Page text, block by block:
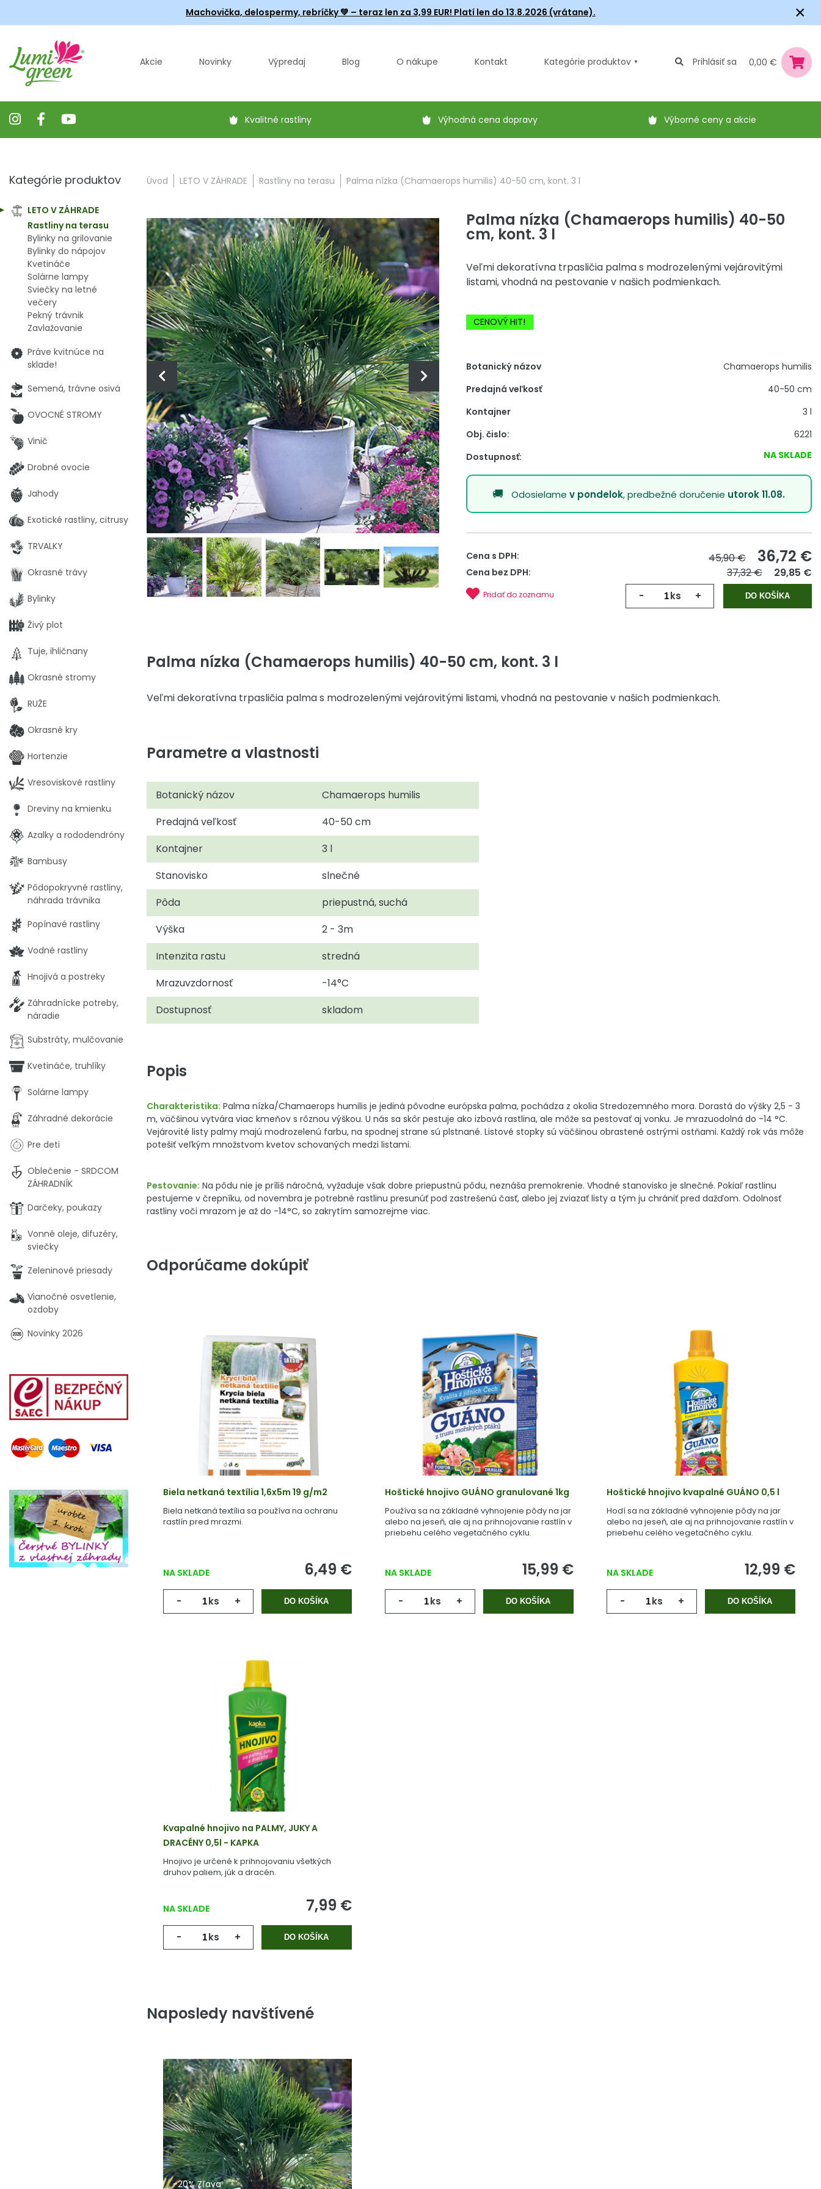
Machovička, delospermy, rebríčky💚 – teraz len za 3,99 EUR! Platí len do 13.8.2026 (vrátane). ×
Akcie Novinky Výpredaj Blog O nákupe Kontakt Kategórie produktov Prihlásiť sa 0,00 €
Kvalitné rastliny Výhodná cena dopravy Výborné ceny a akcie
Úvod LETO V ZÁHRADE Rastliny na terasu Palma nízka (Chamaerops humilis) 40-50 cm, kont. 3 l
Palma nízka (Chamaerops humilis) 40-50
cm, kont. 3 l
Veľmi dekoratívna trpasličia palma s modrozelenými vejárovitými
listami, vhodná na pestovanie v našich podmienkach.
CENOVÝ HIT!
Botanický názov
Chamaerops humilis
Predajná veľkosť
40-50 cm
Kontajner
3 l
Obj. čislo:
6221
Dostupnosť:
NA SKLADE
Odosielamev pondelok, predbežné doručenie utorok 11.08.
Cena s DPH: 45,90 € 36,72 €
Cena bez DPH: 37,32 € 29,85 €
- ks + DO KOŠÍKA
Pridať do zoznamu
Palma nízka (Chamaerops humilis) 40-50 cm, kont. 3 l
Veľmi dekoratívna trpasličia palma s modrozelenými vejárovitými listami, vhodná na pestovanie v našich podmienkach.
Parametre a vlastnosti
Botanický názov
Chamaerops humilis
Predajná veľkosť
40-50 cm
Kontajner
3 l
Stanovisko
slnečné
Pôda
priepustná, suchá
Výška
2 - 3m
Intenzita rastu
stredná
Mrazuvzdornosť
-14°C
Dostupnosť
skladom
Popis
Charakteristika: Palma nízka/Chamaerops humilis je jediná pôvodne európska palma, pochádza z okolia Stredozemného mora. Dorastá do výšky 2,5 - 3
m, väčšinou vytvára viac kmeňov s rôznou výškou. U nás sa skôr pestuje ako izbová rastlina, ale môže sa pestovať aj vonku. Je mrazuodolná do -14 °C.
Vejárovité listy palmy majú modrozelenú farbu, na spodnej strane sú plstnané. Listové stopky sú väčšinou obrastené ostrými ostňami. Každý rok vás môže
potešiť veľkým množstvom kvetov schovaných medzi listami.
Pestovanie: Na pôdu nie je príliš náročná, vyžaduje však dobre priepustnú pôdu, neznáša premokrenie. Vhodné stanovisko je slnečné. Pokiaľ rastlinu
pestujeme v črepníku, od novembra je potrebné rastlinu presunúť pod zastrešenú časť, alebo jej zviazať listy a tým ju chrániť pred dažďom. Odolnosť
rastliny voči mrazom je až do -14°C, so zakrytím samozrejme viac.
Odporúčame dokúpiť
Biela netkaná textília 1,6x5m 19 g/m2
Biela netkaná textília sa používa na ochranu
rastlín pred mrazmi.
NA SKLADE 6,49 €
- ks + DO KOŠÍKA
Hoštické hnojivo GUÁNO granulované 1kg
Používa sa na základné vyhnojenie pôdy na jar
alebo na jeseň, ale aj na prihnojovanie rastlín v
priebehu celého vegetačného cyklu.
NA SKLADE 15,99 €
- ks + DO KOŠÍKA
Hoštické hnojivo kvapalné GUÁNO 0,5 l
Hodí sa na základné vyhnojenie pôdy na jar
alebo na jeseň, ale aj na prihnojovanie rastlín v
priebehu celého vegetačného cyklu.
NA SKLADE 12,99 €
- ks + DO KOŠÍKA
Kvapalné hnojivo na PALMY, JUKY A
DRACÉNY 0,5l - KAPKA
Hnojivo je určené k prihnojovaniu všetkých
druhov paliem, júk a dracén.
NA SKLADE 7,99 €
- ks + DO KOŠÍKA
Naposledy navštívené
-20% Zľava
Kategórie produktov
LETO V ZÁHRADE
Rastliny na terasu
Bylinky na grilovanie
Bylinky do nápojov
Kvetináče
Solárne lampy
Sviečky na letné
večery
Pekný trávnik
Zavlažovanie
Práve kvitnúce na
sklade!
Semená, trávne osivá
OVOCNÉ STROMY
Vinič
Drobné ovocie
Jahody
Exotické rastliny, citrusy
TRVALKY
Okrasné trávy
Bylinky
Živý plot
Tuje, ihličnany
Okrasné stromy
RUŽE
Okrasné kry
Hortenzie
Vresoviskové rastliny
Dreviny na kmienku
Azalky a rododendróny
Bambusy
Pôdopokryvné rastliny,
náhrada trávnika
Popínavé rastliny
Vodné rastliny
Hnojivá a postreky
Záhradnícke potreby,
náradie
Substráty, mulčovanie
Kvetináče, truhlíky
Solárne lampy
Záhradné dekorácie
Pre deti
Oblečenie - SRDCOM
ZÁHRADNÍK
Darčeky, poukazy
Vonné oleje, difuzéry,
sviečky
Zeleninové priesady
Vianočné osvetlenie,
ozdoby
Novinky 2026